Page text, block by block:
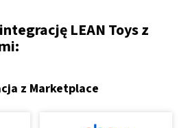
LEAN Toys z
z Marketplace